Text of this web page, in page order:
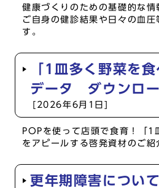
健康づくりのための基礎的な情
ご自身の健診結果や日々の血圧
す。
「1皿多く野菜を
データ ダウンロ
[2026年6月1日]
POPを使って店頭で食育！「1
をアピールする啓発資材のご紹
更年期障害について